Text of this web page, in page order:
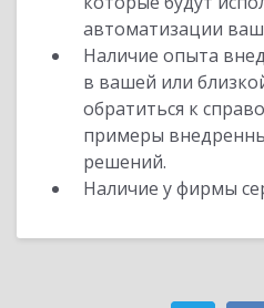
автоматизации
Наличие опыта
в вашей или
обратиться к
примеры
решений.
Наличие у фирмы